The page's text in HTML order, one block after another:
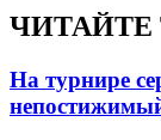
ЧИТАЙТЕ
На турнире